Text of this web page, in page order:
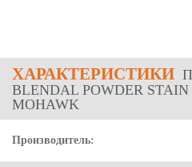
ХАРАКТЕРИСТИКИ
BLENDAL POWDER STAIN
MOHAWK
Производитель: